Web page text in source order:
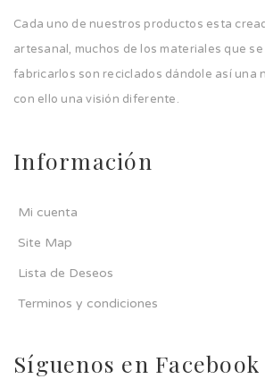
Cada uno de nuestros productos esta
artesanal, muchos de los materiales que
fabricarlos son reciclados dándole así una
con ello una visión diferente.
Información
Mi cuenta
Site Map
Lista de Deseos
Terminos y condiciones
Síguenos en Facebook